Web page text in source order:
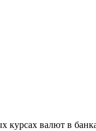
валют в